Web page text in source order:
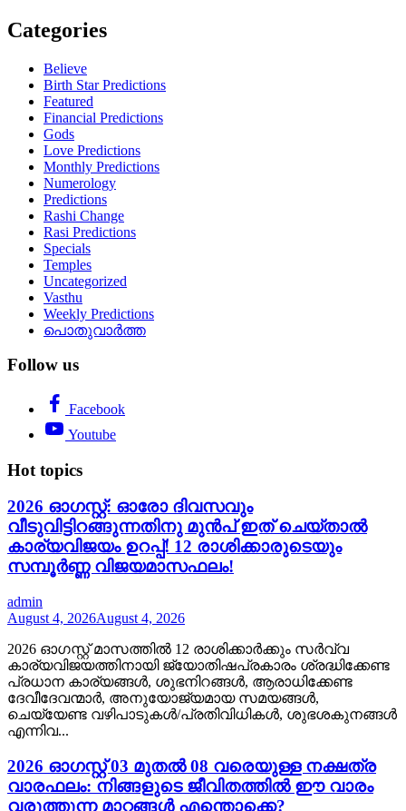
Categories
Believe
Birth Star Predictions
Featured
Financial Predictions
Gods
Love Predictions
Monthly Predictions
Numerology
Predictions
Rashi Change
Rasi Predictions
Specials
Temples
Uncategorized
Vasthu
Weekly Predictions
പൊതുവാർത്ത
Follow us
Facebook
Youtube
Hot topics
2026 ഓഗസ്റ്റ്: ഓരോ ദിവസവും
വീടുവിട്ടിറങ്ങുന്നതിനു മുൻപ് ഇത് ചെയ്താൽ
കാര്യവിജയം ഉറപ്പ്! 12 രാശിക്കാരുടെയും
സമ്പൂർണ്ണ വിജയമാസഫലം!
admin
August 4, 2026August 4, 2026
2026 ഓഗസ്റ്റ് മാസത്തിൽ 12 രാശിക്കാർക്കും സർവ്വ
കാര്യവിജയത്തിനായി ജ്യോതിഷപ്രകാരം ശ്രദ്ധിക്കേണ്ട
പ്രധാന കാര്യങ്ങൾ, ശുഭനിറങ്ങൾ, ആരാധിക്കേണ്ട
ദേവീദേവന്മാർ, അനുയോജ്യമായ സമയങ്ങൾ,
ചെയ്യേണ്ട വഴിപാടുകൾ/പ്രതിവിധികൾ, ശുഭശകുനങ്ങൾ
എന്നിവ...
2026 ഓഗസ്റ്റ് 03 മുതൽ 08 വരെയുള്ള നക്ഷത്ര
വാരഫലം: നിങ്ങളുടെ ജീവിതത്തിൽ ഈ വാരം
വരുത്തുന്ന മാറ്റങ്ങൾ എന്തൊക്കെ?